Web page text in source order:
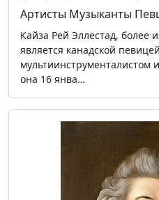
Артисты Музыканты
Кайза Рей Эллестад, более
является канадской
мультиинструменталистом
она 16 янва…